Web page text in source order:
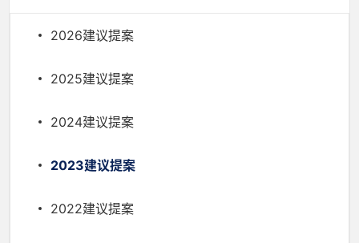
2026建议提案
2025建议提案
2024建议提案
2023建议提案
2022建议提案